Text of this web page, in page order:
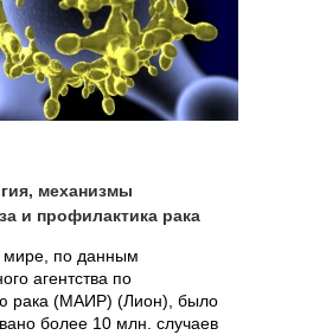
механизмы
и профилактика рака
мире, по данным
агентства по
рака (МАИР) (Лион), было
более 10 млн. случаев